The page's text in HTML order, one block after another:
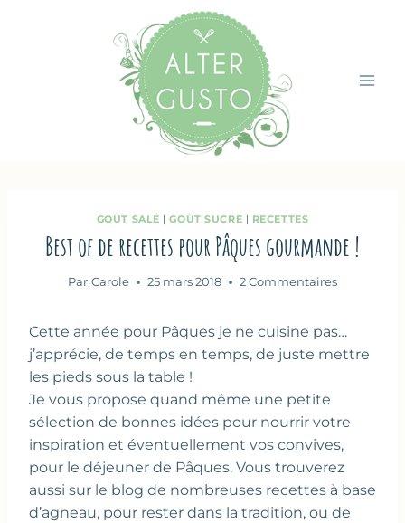
GOÛT SALÉ |GOÛT SUCRÉ | RECETTES
Best of de recettes pour Pâques gourmande !
Par Carole 25 mars 2018 2 Commentaires
Cette année pour Pâques je ne cuisine pas…
j’apprécie, de temps en temps, de juste mettre
les pieds sous la table !
Je vous propose quand même une petite
sélection de bonnes idées pour nourrir votre
inspiration et éventuellement vos convives,
pour le déjeuner de Pâques. Vous trouverez
aussi sur le blog de nombreuses recettes à base
d’agneau, pour rester dans la tradition, ou de